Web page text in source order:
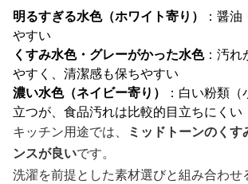
明るすぎる水色（ホワイト寄り）
：醤
やすい
くすみ水色・グレーがかった水色：汚れ
やすく、清潔感も保ちやすい
濃い水色（ネイビー寄り）
：白い粉類
立つが、食品汚れは比較的目立ちにくい
キッチン用途では、
ミッドトーンのくす
ンスが良いです。
洗濯を前提とした素材選びと組み合わせ